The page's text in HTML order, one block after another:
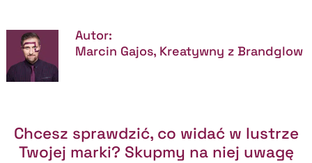
Autor:
Marcin Gajos, Kreatywny z Brandglow
Chcesz sprawdzić, co widać w lustrze
Twojej marki? Skupmy na niej uwagę